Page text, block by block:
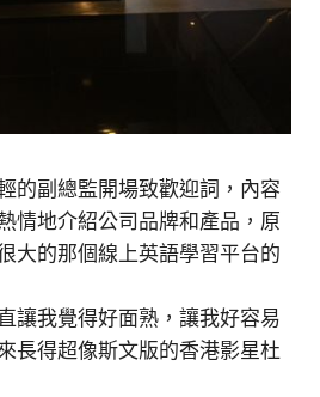
的副總監開場致歡迎詞，內容
情地介紹公司品牌和產品，原
大的那個線上英語學習平台的
讓我覺得好面熟，讓我好容易
長得超像斯文版的香港影星杜